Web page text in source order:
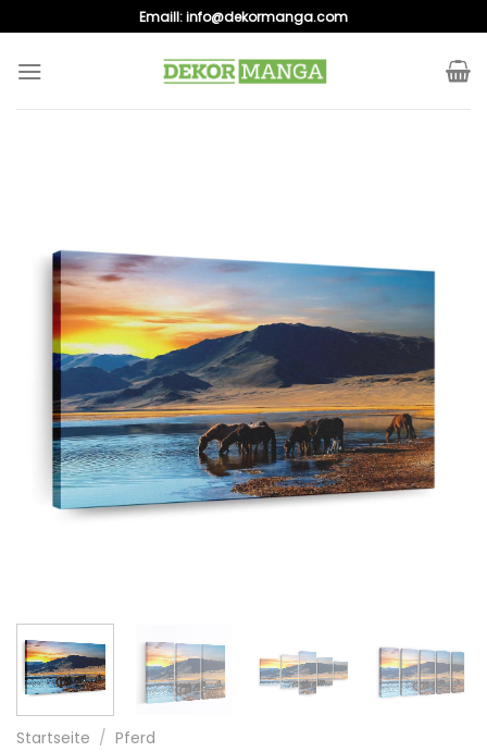
to
content
Emaill:info@dekormanga.com
Startseite / Pferd